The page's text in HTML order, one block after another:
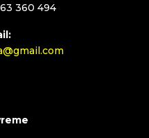
360 494